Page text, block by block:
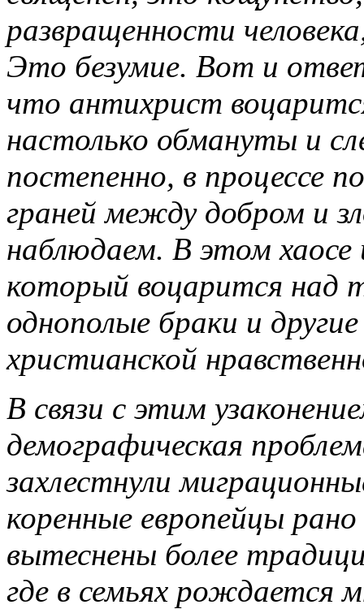
развращенности
Это безумие. Вот и
что антихрист
настолько обмануты и
постепенно, в процессе
граней между добром и
наблюдаем. В этом хаосе
который воцарится над
однополые браки и
христианской
В связи с этим
демографическая
захлестнули
коренные европейцы
вытеснены более
где в семьях рождается